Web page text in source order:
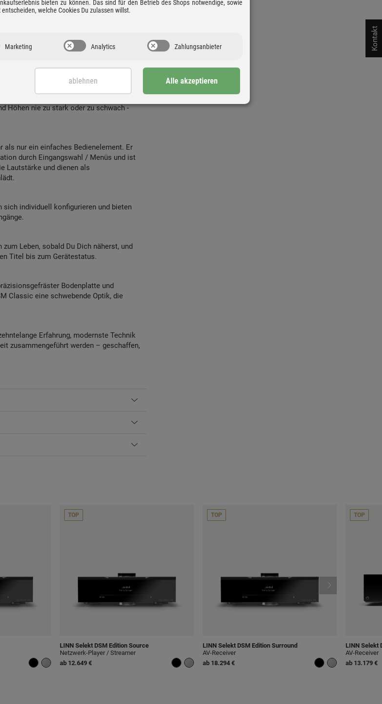
in-One-Verstärker mit Single-, Bi- oder
Sound - der Selekt DSM passt sich
störungsfreie
Sound und passt ihn an die
Höhen nie zu stark oder zu schwach -
als nur ein einfaches Bedienelement. Er
durch Eingangswahl / Menüs und ist
Lautstärke und dienen als
sich individuell konfigurieren und bieten
Leben, sobald Du Dich näherst, und
Titel bis zum Gerätestatus.
Bodenplatte und
Classic eine schwebende Optik, die
Erfahrung, modernste Technik
zusammengeführt werden – geschaffen,
TOP
LINN Selekt DSM Edition Source
Netzwerk-Player / Streamer
ab 12.649 €
TOP
LINN Selekt DSM Edition Surround
AV-Receiver
ab 18.294 €
TOP
LINN Selekt
AV-Receiver
ab 13.179 €
Kontakt
bieten zu können. Das sind für den Betrieb des Shops notwendige, sowie
welche Cookies Du zulassen willst.
Marketing Analytics Zahlungsanbieter
ablehnen Alle akzeptieren